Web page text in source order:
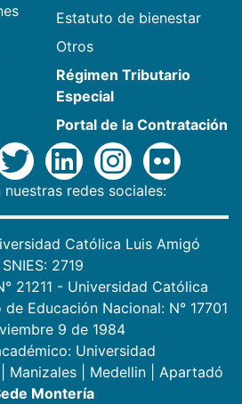
Estatuto de bienestar
Otros
Régimen Tributario
Especial
Portal de la Contratación
nuestras redes sociales:
Católica Luis Amigó
SNIES: 2719
21211 - Universidad Católica
Educación Nacional: N° 17701
9 de 1984
Universidad
Manizales Medellin
Apartadó
Montería